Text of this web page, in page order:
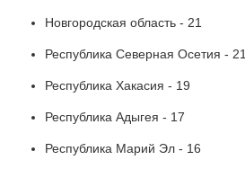
Новгородская область - 21
Республика Северная Осетия - 21
Республика Хакасия - 19
Республика Адыгея - 17
Республика Марий Эл - 16